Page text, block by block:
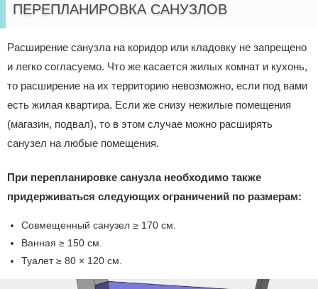
ПЕРЕПЛАНИРОВКА САНУЗЛОВ
Расширение санузла на коридор или кладовку не запрещено
и легко согласуемо. Что же касается жилых комнат и кухонь,
то расширение на их территорию невозможно, если под вами
есть жилая квартира. Если же снизу нежилые помещения
(магазин, подвал), то в этом случае можно расширять
санузел на любые помещения.
При перепланировке санузла необходимо также
придерживаться следующих ограничений по размерам:
Совмещенный санузел ≥ 170 см.
Ванная ≥ 150 см.
Туалет ≥ 80 × 120 см.